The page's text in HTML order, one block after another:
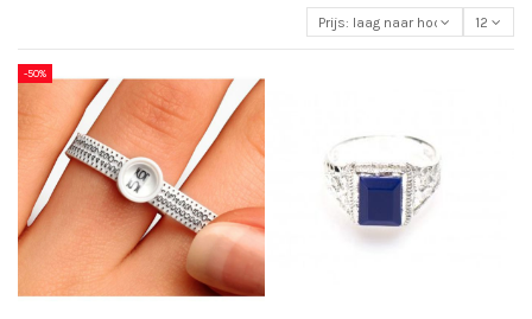
Prijs: laag naar hoog 12
-50%